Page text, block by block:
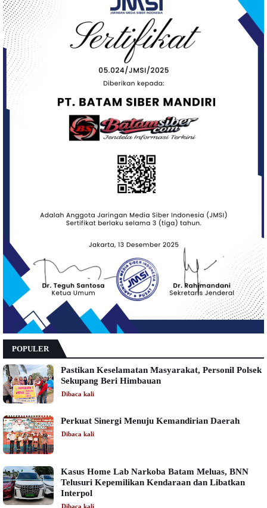
POPULER
Pastikan Keselamatan Masyarakat, Personil Polsek
Sekupang Beri Himbauan
Dibaca kali
Perkuat Sinergi Menuju Kemandirian Daerah
Dibaca kali
Kasus Home Lab Narkoba Batam Meluas, BNN
Telusuri Kepemilikan Kendaraan dan Libatkan
Interpol
Dibaca kali